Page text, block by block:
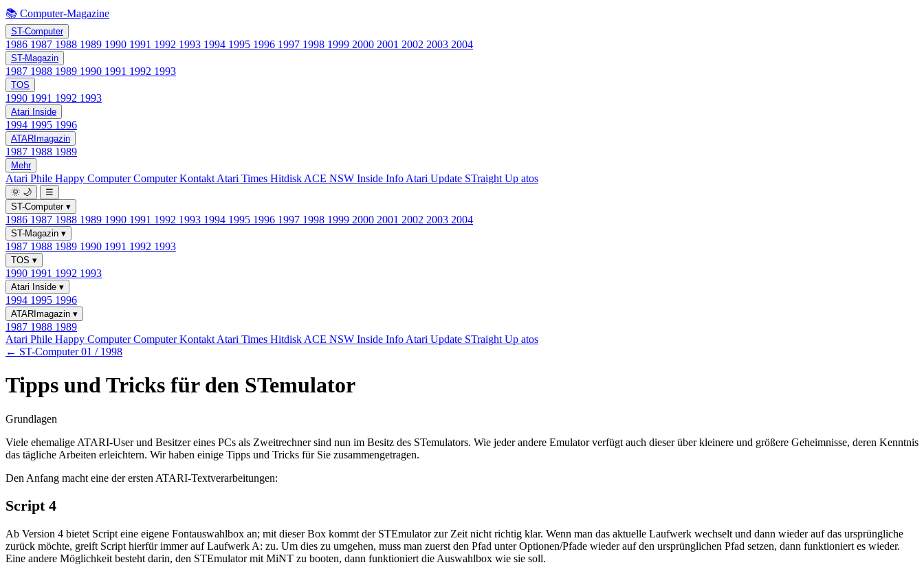
📚 Computer-Magazine
ST-Computer
1986 1987 1988 1989 1990 1991 1992 1993 1994 1995 1996 1997 1998 1999 2000 2001 2002 2003 2004
ST-Magazin
1987 1988 1989 1990 1991 1992 1993
TOS
1990 1991 1992 1993
Atari Inside
1994 1995 1996
ATARImagazin
1987 1988 1989
Mehr
Atari Phile Happy ComputerComputer Kontakt Atari Times Hitdisk ACE NSW Inside Info Atari Update STraight Up atos
🌞 🌙
☰
ST-Computer ▾
1986 1987 1988 1989 1990 1991 1992 1993 1994 1995 1996 1997 1998 1999 2000 2001 2002 2003 2004
ST-Magazin ▾
1987 1988 1989 1990 1991 1992 1993
TOS ▾
1990 1991 1992 1993
Atari Inside ▾
1994 1995 1996
ATARImagazin ▾
1987 1988 1989
Atari Phile Happy ComputerComputer Kontakt Atari Times Hitdisk ACE NSW Inside Info Atari Update STraight Up atos
← ST-Computer 01 / 1998
Tipps und Tricks für den STemulator
Grundlagen
Viele ehemalige ATARI-User und Besitzer eines PCs als Zweitrechner sind nun im Besitz des STemulators. Wie jeder andere Emulator verfügt auch dieser über kleinere und größere Geheimnisse, deren Kenntnis
das tägliche Arbeiten erleichtern. Wir haben einige Tipps und Tricks für Sie zusammengetragen.
Den Anfang macht eine der ersten ATARI-Textverarbeitungen:
Script 4
Ab Version 4 bietet Script eine eigene Fontauswahlbox an; mit dieser Box kommt der STEmulator zur Zeit nicht richtig klar. Wenn man das aktuelle Laufwerk wechselt und dann wieder auf das ursprüngliche
zurück möchte, greift Script hierfür immer auf Laufwerk A: zu. Um dies zu umgehen, muss man zuerst den Pfad unter Optionen/Pfade wieder auf den ursprünglichen Pfad setzen, dann funktioniert es wieder.
Eine andere Möglichkeit besteht darin, den STEmulator mit MiNT zu booten, dann funktioniert die Auswahlbox wie sie soll.